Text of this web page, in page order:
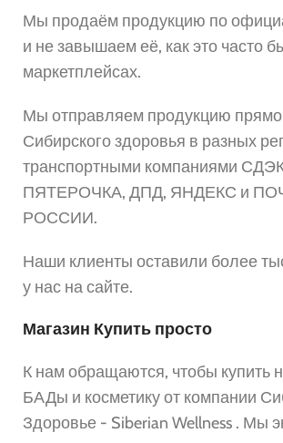
Мы продаём продукцию по
и не завышаем её, как это часто
маркетплейсах.
Мы отправляем продукцию прямо
Сибирского здоровья в разных
транспортными компаниями
ПЯТЕРОЧКА, ДПД, ЯНДЕКС и
РОССИИ.
Наши клиенты оставили более
у нас на сайте.
Магазин Купить просто
К нам обращаются, чтобы купить
БАДы и косметику от компании
Здоровье - Siberian Wellness . Мы